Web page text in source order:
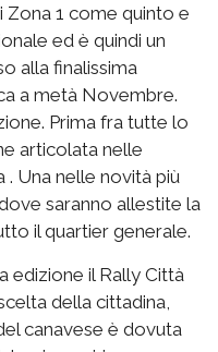
Zona 1 come quinto e
ed è quindi un
alla finalissima
a metà Novembre.
Prima fra tutte lo
articolata nelle
Una nelle novità più
saranno allestite la
il quartier generale.
edizione il Rally Città
della cittadina,
canavese è dovuta